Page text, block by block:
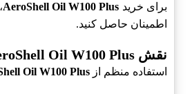
برای خرید AeroShell Oil W100 Plus
اطمینان حاصل کنید.
نقش AeroShell Oil W100 Plus در سلامت موتور
استفاده منظم از Oil W100 Plus